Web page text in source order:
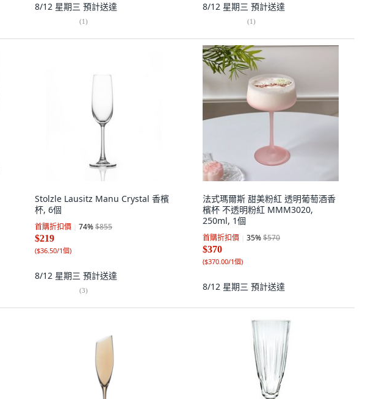
8/12 星期三 預計送達
(1)
8/12 星期三 預計送達
(1)
Stolzle Lausitz Manu Crystal 香檳
杯, 6個
首購折扣價 74%$855
$219
($36.50/1個)
8/12 星期三 預計送達
(3)
法式瑪爾斯 甜美粉紅 透明葡萄酒香
檳杯 不透明粉紅 MMM3020,
250ml, 1個
首購折扣價 35%$570
$370
($370.00/1個)
8/12 星期三 預計送達